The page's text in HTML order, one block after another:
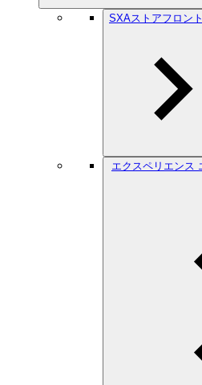
SXAストアフロン
エクスペリエンス